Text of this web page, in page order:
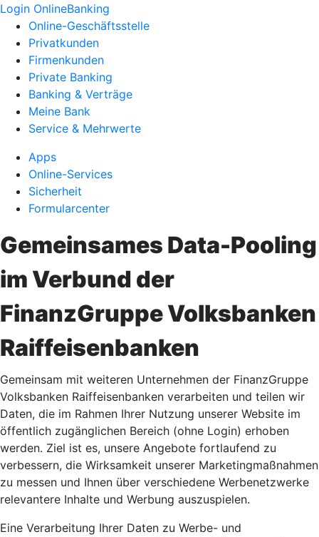
Login OnlineBanking
Online-Geschäftsstelle
Privatkunden
Firmenkunden
Private Banking
Banking & Verträge
Meine Bank
Service & Mehrwerte
Apps
Online-Services
Sicherheit
Formularcenter
Gemeinsames Data-Pooling
im Verbund der
FinanzGruppe Volksbanken
Raiffeisenbanken
Gemeinsam mit weiteren Unternehmen der FinanzGruppe
Volksbanken Raiffeisenbanken verarbeiten und teilen wir
Daten, die im Rahmen Ihrer Nutzung unserer Website im
öffentlich zugänglichen Bereich (ohne Login) erhoben
werden. Ziel ist es, unsere Angebote fortlaufend zu
verbessern, die Wirksamkeit unserer Marketingmaßnahmen
zu messen und Ihnen über verschiedene Werbenetzwerke
relevantere Inhalte und Werbung auszuspielen.
Eine Verarbeitung Ihrer Daten zu Werbe- und